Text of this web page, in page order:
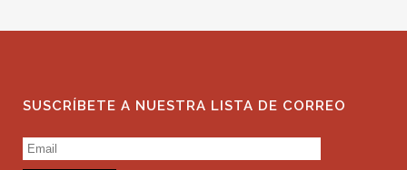
SUSCRÍBETE A NUESTRA LISTA DE CORREO